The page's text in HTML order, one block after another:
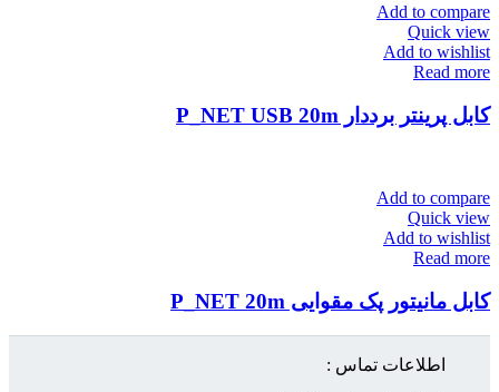
Add to compare
Quick view
Add to wishlist
Read more
کابل پرینتر برددار P_NET USB 20m
Add to compare
Quick view
Add to wishlist
Read more
کابل مانیتور پک مقوایی P_NET 20m
اطلاعات تماس :